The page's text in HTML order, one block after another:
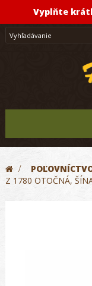
Vyplňte
>
Z 1780 OTOČNÁ,